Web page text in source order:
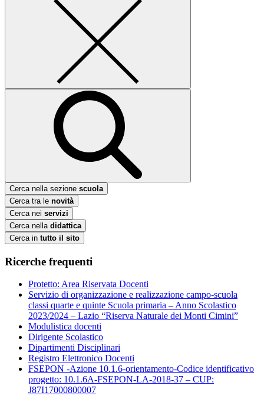
Cerca nella sezione scuola
Cerca tra le novità
Cerca nei servizi
Cerca nella didattica
Cerca in tutto il sito
Ricerche frequenti
Protetto: Area Riservata Docenti
Servizio di organizzazione e realizzazione campo-scuola
classi quarte e quinte Scuola primaria – Anno Scolastico
2023/2024 – Lazio “Riserva Naturale dei Monti Cimini”
Modulistica docenti
Dirigente Scolastico
Dipartimenti Disciplinari
Registro Elettronico Docenti
FSEPON -Azione 10.1.6-orientamento-Codice identificativo
progetto: 10.1.6A-FSEPON-LA-2018-37 – CUP:
J87I17000800007